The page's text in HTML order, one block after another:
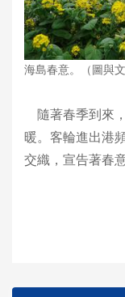
海島春意。（圖與文
隨著春季到來
暖。客輪進出港
交織，宣告著春